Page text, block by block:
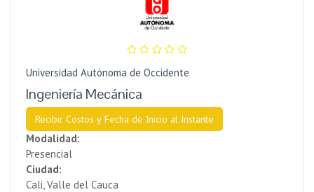
Universidad Autónoma de Occidente
Ingeniería Mecánica
Recibir Costos y Fecha de Inicio al Instante
Modalidad:
Presencial
Ciudad:
Cali, Valle del Cauca